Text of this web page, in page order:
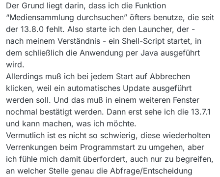
Der Grund liegt darin, dass ich die Funktion
“Mediensammlung durchsuchen” öfters benutze, die seit
der 13.8.0 fehlt. Also starte ich den Launcher, der -
nach meinem Verständnis - ein Shell-Script startet, in
dem schließlich die Anwendung per Java ausgeführt
wird.
Allerdings muß ich bei jedem Start auf Abbrechen
klicken, weil ein automatisches Update ausgeführt
werden soll. Und das muß in einem weiteren Fenster
nochmal bestätigt werden. Dann erst sehe ich die 13.7.1
und kann machen, was ich möchte.
Vermutlich ist es nicht so schwierig, diese wiederholten
Verrenkungen beim Programmstart zu umgehen, aber
ich fühle mich damit überfordert, auch nur zu begreifen,
an welcher Stelle genau die Abfrage/Entscheidung